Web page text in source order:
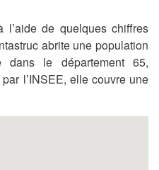
de quelques chiffres
abrite une population
dans le département 65,
l’INSEE, elle couvre une